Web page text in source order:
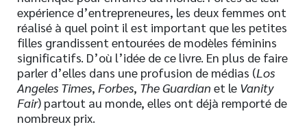
Nouveautés
Numérique
Livres audio
Meilleurs vendeurs
Page vedette
expérience d’entrepreneures, les deux femmes ont
réalisé à quel point il est important que les petites
filles grandissent entourées de modèles féminins
significatifs. D’où l’idée de ce livre. En plus de faire
parler d’elles dans une profusion de médias (Los
Angeles Times, Forbes, The Guardian et le Vanity
Fair) partout au monde, elles ont déjà remporté de
nombreux prix.